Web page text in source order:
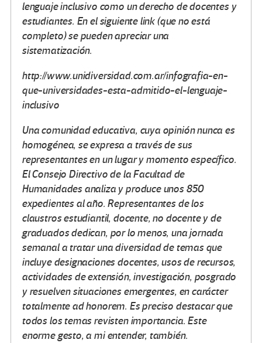
lenguaje inclusivo como un derecho de docentes y
estudiantes. En el siguiente link (que no está
completo) se pueden apreciar una
sistematización.
http://www.unidiversidad.com.ar/infografia-en-
que-universidades-esta-admitido-el-lenguaje-
inclusivo
Una comunidad educativa, cuya opinión nunca es
homogénea, se expresa a través de sus
representantes en un lugar y momento específico.
El Consejo Directivo de la Facultad de
Humanidades analiza y produce unos 850
expedientes al año. Representantes de los
claustros estudiantil, docente, no docente y de
graduados dedican, por lo menos, una jornada
semanal a tratar una diversidad de temas que
incluye designaciones docentes, usos de recursos,
actividades de extensión, investigación, posgrado
y resuelven situaciones emergentes, en carácter
totalmente ad honorem. Es preciso destacar que
todos los temas revisten importancia. Este
enorme gesto, a mi entender, también.